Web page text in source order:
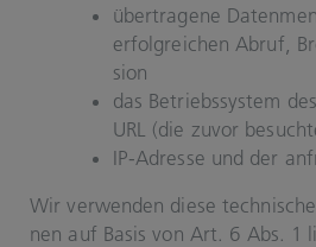
über­tra­ge­ne
er­folg­rei­chen Abruf,
si­on
das Be­triebs­sys­tem
URL (die zuvor
IP-​Adresse und der
Wir ver­wen­den diese
nen auf Basis von Art. 6 Abs. 1